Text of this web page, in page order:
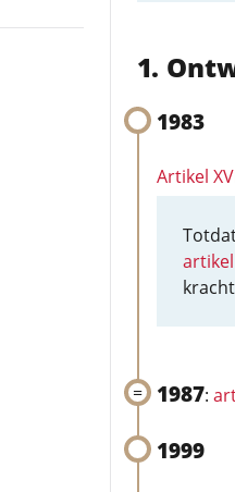
1983
Artikel
1987:
1999